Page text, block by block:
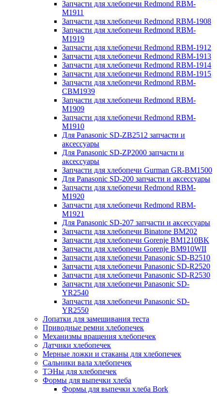
Запчасти для хлебопечи Redmond RBM-
M1911
Запчасти для хлебопечи Redmond RBM-1908
Запчасти для хлебопечи Redmond RBM-
M1919
Запчасти для хлебопечи Redmond RBM-1912
Запчасти для хлебопечи Redmond RBM-1913
Запчасти для хлебопечи Redmond RBM-1914
Запчасти для хлебопечи Redmond RBM-1915
Запчасти для хлебопечи Redmond RBM-
CBM1939
Запчасти для хлебопечи Redmond RBM-
M1909
Запчасти для хлебопечи Redmond RBM-
M1910
Для Panasonic SD-ZB2512 запчасти и
аксессуары
Для Panasonic SD-ZP2000 запчасти и
аксессуары
Запчасти для хлебопечи Gurman GR-BM1500
Для Panasonic SD-200 запчасти и аксессуары
Запчасти для хлебопечи Redmond RBM-
M1920
Запчасти для хлебопечи Redmond RBM-
M1921
Для Panasonic SD-207 запчасти и аксессуары
Запчасти для хлебопечи Binatone BM202
Запчасти для хлебопечи Gorenje BM1210BK
Запчасти для хлебопечи Gorenje BM910WII
Запчасти для хлебопечи Panasonic SD-B2510
Запчасти для хлебопечи Panasonic SD-R2520
Запчасти для хлебопечи Panasonic SD-R2530
Запчасти для хлебопечи Panasonic SD-
YR2540
Запчасти для хлебопечи Panasonic SD-
YR2550
Лопатки для замешивания теста
Приводные ремни хлебопечек
Механизмы вращения хлебопечек
Датчики хлебопечек
Мерные ложки и стаканы для хлебопечек
Сальники вала хлебопечек
ТЭНы для хлебопечек
Формы для выпечки хлеба
Формы для выпечки хлеба Bork